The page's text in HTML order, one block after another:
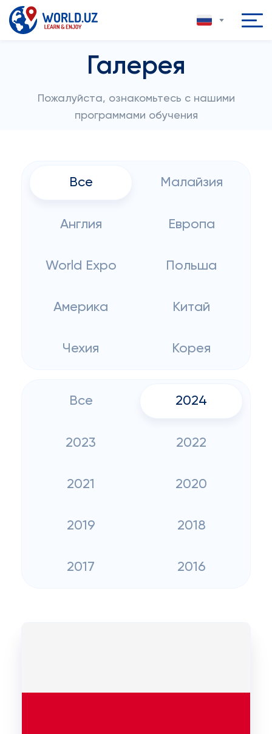
Галерея
Пожалуйста, ознакомьтесь с нашими
программами обучения
Все Малайзия
Англия Европа
World Expo Польша
Америка Китай
Чехия Корея
Все 2024
2023 2022
2021 2020
2019 2018
2017 2016